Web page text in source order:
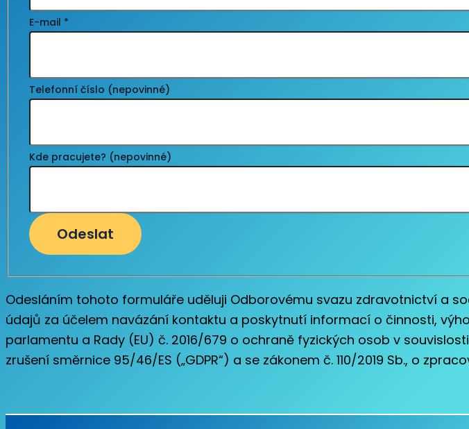
E-mail *
Telefonní číslo (nepovinné)
Kde pracujete? (nepovinné)
Odeslat
Odesláním tohoto formuláře uděluji Odborovému svazu zdravotnictví a
údajů za účelem navázání kontaktu a poskytnutí informací o činnosti,
parlamentu a Rady (EU) č. 2016/679 o ochraně fyzických osob v
zrušení směrnice 95/46/ES („GDPR“) a se zákonem č. 110/2019 Sb., o